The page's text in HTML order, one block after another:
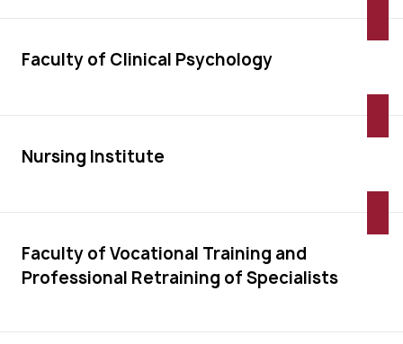
Faculty of Clinical Psychology
Nursing Institute
Faculty of Vocational Training and
Professional Retraining of Specialists